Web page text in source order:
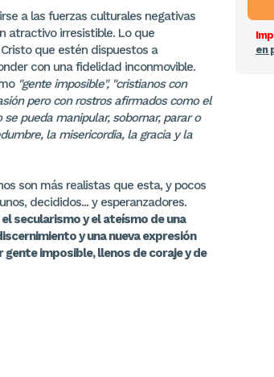
a las fuerzas culturales negativas
atractivo irresistible. Lo que
que estén dispuestos a
con una fidelidad inconmovible.
"gente imposible", "cristianos con
pero con rostros afirmados como el
pueda manipular, sobornar, parar o
la misericordia, la gracia y la
son más realistas que esta, y pocos
decididos... y esperanzadores.
secularismo y el ateísmo de una
y una nueva expresión
imposible, llenos de coraje y de
en